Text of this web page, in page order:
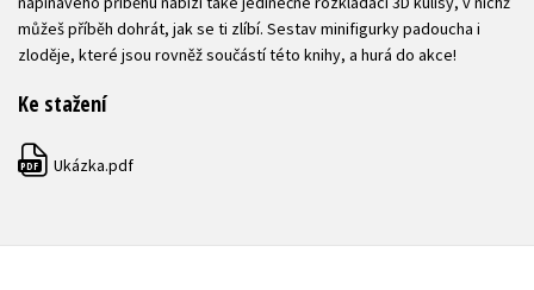
můžeš příběh dohrát, jak se ti zlíbí. Sestav minifigurky padoucha i
zloděje, které jsou rovněž součástí této knihy, a hurá do akce!
Ke stažení
PDF Ukázka.pdf